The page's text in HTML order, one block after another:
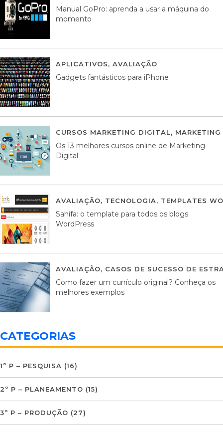
Manual GoPro: aprenda a usar a máquina do
momento
APLICATIVOS, AVALIAÇÃO
Gadgets fantásticos para iPhone
CURSOS MARKETING DIGITAL,
Os 13 melhores cursos online de Marketing
Digital
AVALIAÇÃO, TECNOLOGIA, TEMPLATES
Sahifa: o template para todos os blogs
WordPress
AVALIAÇÃO, CASOS DE SUCESSO DE
Como fazer um currículo original? Conheça os
melhores exemplos
CATEGORIAS
1º P – PESQUISA (16)
2º P – PLANEAMENTO (15)
3º P – PRODUÇÃO (27)